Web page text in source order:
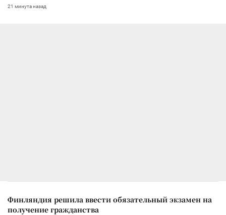
21 минута назад
Финляндия решила ввести обязательный экзамен на
получение гражданства